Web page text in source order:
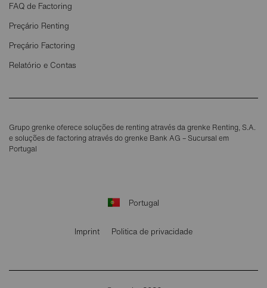
FAQ de Factoring
Preçário Renting
Preçário Factoring
Relatório e Contas
Grupo grenke oferece soluções de renting através da grenke Renting, S.A.
e soluções de factoring através do grenke Bank AG – Sucursal em
Portugal
Portugal
Imprint Politica de privacidade